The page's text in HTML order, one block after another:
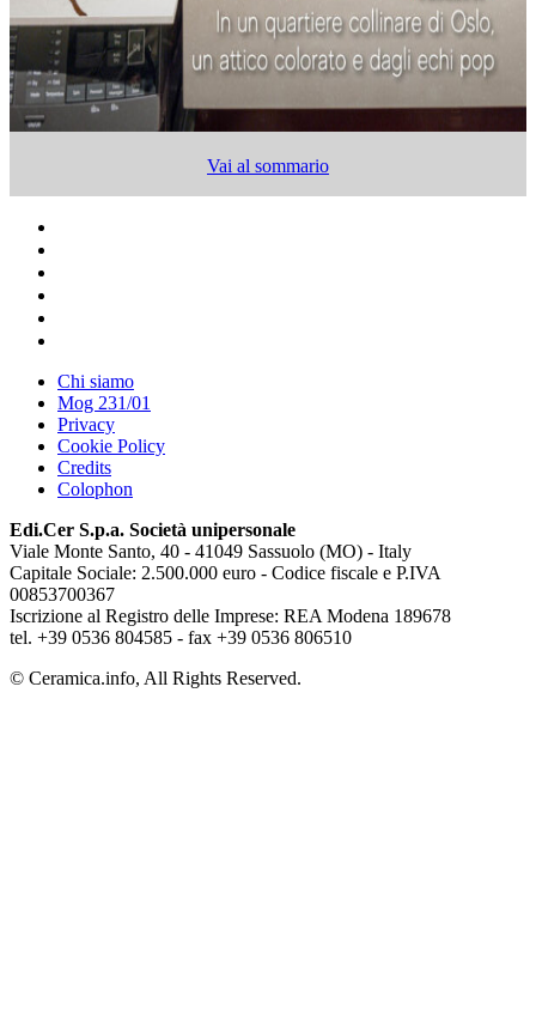
Vai al sommario
Chi siamo
Mog 231/01
Privacy
Cookie Policy
Credits
Colophon
Edi.Cer S.p.a. Società unipersonale
Viale Monte Santo, 40 - 41049 Sassuolo (MO) - Italy
Capitale Sociale: 2.500.000 euro - Codice fiscale e P.IVA
00853700367
Iscrizione al Registro delle Imprese: REA Modena 189678
tel. +39 0536 804585 - fax +39 0536 806510
© Ceramica.info, All Rights Reserved.